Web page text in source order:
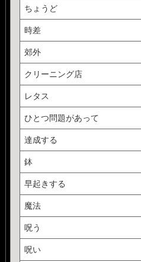
ちょうど
時差
郊外
クリーニング店
レタス
ひとつ問題があって
達成する
鉢
早起きする
魔法
呪う
呪い